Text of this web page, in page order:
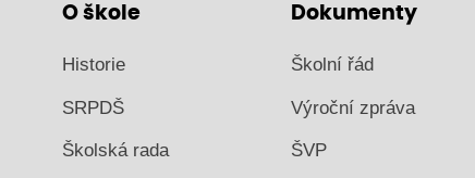
O škole
Historie
SRPDŠ
Školská rada
Dokumenty
Školní řád
Výroční zpráva
ŠVP